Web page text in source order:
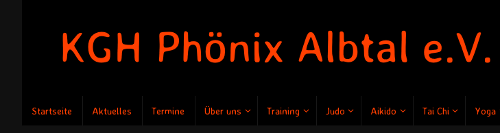
Inhalt
Startseite Aktuelles Termine Über uns Training Judo Aikido Tai Chi Yoga